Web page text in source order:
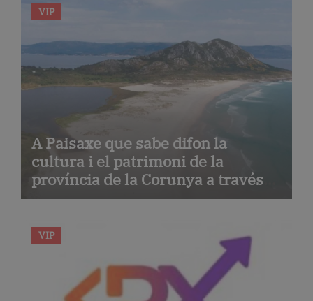
VIP
A Paisaxe que sabe difon la
cultura i el patrimoni de la
província de la Corunya a través
de la seva gastronomia
VIP